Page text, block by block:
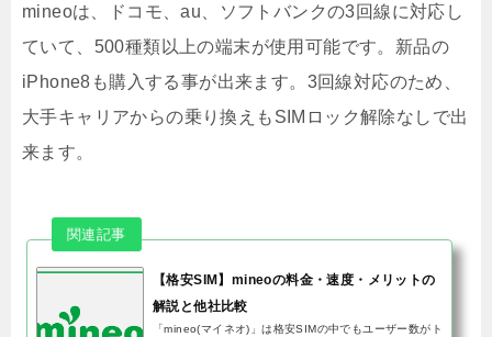
mineoは、ドコモ、au、ソフトバンクの3回線に対応し
ていて、500種類以上の端末が使用可能です。新品の
iPhone8も購入する事が出来ます。3回線対応のため、
大手キャリアからの乗り換えもSIMロック解除なしで出
来ます。
【格安SIM】mineoの料金・速度・メリットの
解説と他社比較
「mineo(マイネオ)」は格安SIMの中でもユーザー数がト